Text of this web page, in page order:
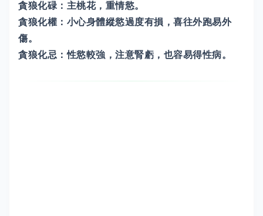
貪狼化碌：主桃花，重情慾。
貪狼化權：小心身體縱慾過度有損，喜往外跑易外
傷。
貪狼化忌：性慾較強，注意腎虧，也容易得性病。